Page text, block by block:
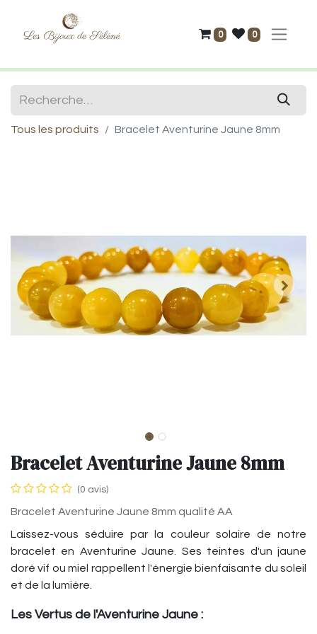
0 0
Tous les produits Bracelet Aventurine Jaune 8mm
Bracelet Aventurine Jaune 8mm
(0 avis)
Bracelet Aventurine Jaune 8mm qualité AA
Laissez-vous séduire par la couleur solaire de notre
bracelet en Aventurine Jaune. Ses teintes d'un jaune
doré vif ou miel rappellent l'énergie bienfaisante du soleil
et de la lumière.
Les Vertus de l'Aventurine Jaune :